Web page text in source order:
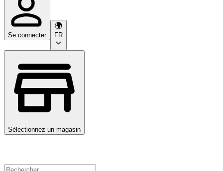
Se connecter FR
Sélectionnez un magasin